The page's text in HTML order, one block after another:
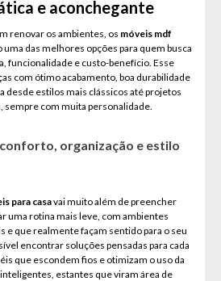
e aconchegante
renovar os ambientes, os móveis mdf
das melhores opções para quem busca
funcionalidade e custo-benefício. Esse
com ótimo acabamento, boa durabilidade
desde estilos mais clássicos até projetos
sempre com muita personalidade.
organização e estilo
para casavai muito além de preencher
uma rotina mais leve, com ambientes
e que realmente façam sentido para o seu
encontrar soluções pensadas para cada
que escondem fios e otimizam o uso da
estantes que viram área de